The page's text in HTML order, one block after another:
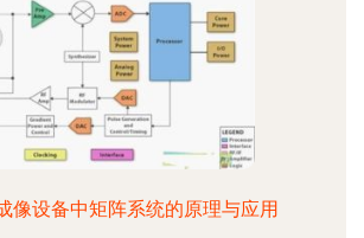
像设备中矩阵系统的原理与应用